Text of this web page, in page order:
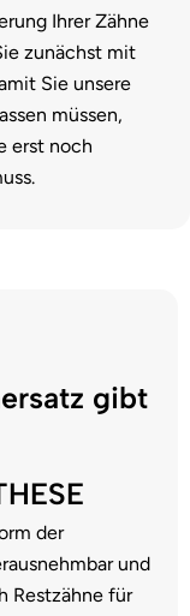
Ihrer Zähne
zunächst mit
Sie unsere
müssen,
erst noch
gibt
der
und
Restzähne für